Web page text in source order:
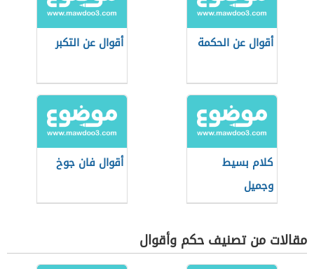
أقوال عن الحكمة أقوال عن التكبر
كلام بسيط
وجميل
أقوال فان جوخ
مقالات من تصنيف حكم وأقوال